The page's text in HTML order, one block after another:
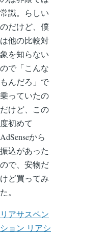
常識。らしい
のだけど、僕
は他の比較対
象を知らない
ので「こんな
もんだろ」で
乗っていたの
だけど、この
度初めて
AdSenseから
振込があった
ので、安物だ
けど買ってみ
た。
リアサスペン
ション リアシ